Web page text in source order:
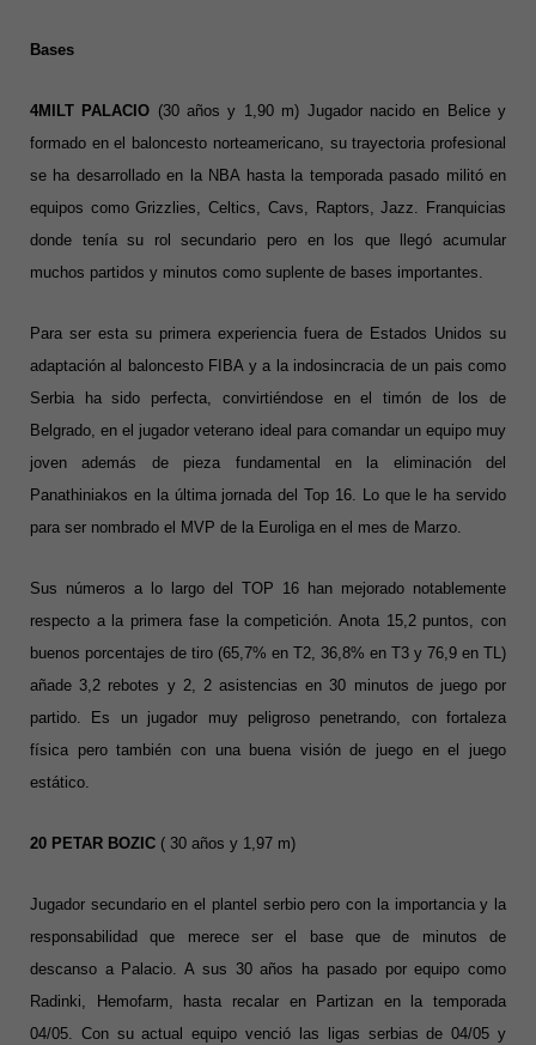
Bases
4MILT PALACIO (30 años y 1,90 m) Jugador nacido en Belice y
formado en el baloncesto norteamericano, su trayectoria profesional
se ha desarrollado en la NBA hasta la temporada pasado militó en
equipos como Grizzlies, Celtics, Cavs, Raptors, Jazz. Franquicias
donde tenía su rol secundario pero en los que llegó acumular
muchos partidos y minutos como suplente de bases importantes.
Para ser esta su primera experiencia fuera de Estados Unidos su
adaptación al baloncesto FIBA y a la indosincracia de un pais como
Serbia ha sido perfecta, convirtiéndose en el timón de los de
Belgrado, en el jugador veterano ideal para comandar un equipo muy
joven además de pieza fundamental en la eliminación del
Panathiniakos en la última jornada del Top 16. Lo que le ha servido
para ser nombrado el MVP de la Euroliga en el mes de Marzo.
Sus números a lo largo del TOP 16 han mejorado notablemente
respecto a la primera fase la competición. Anota 15,2 puntos, con
buenos porcentajes de tiro (65,7% en T2, 36,8% en T3 y 76,9 en TL)
añade 3,2 rebotes y 2, 2 asistencias en 30 minutos de juego por
partido. Es un jugador muy peligroso penetrando, con fortaleza
física pero también con una buena visión de juego en el juego
estático.
20 PETAR BOZIC ( 30 años y 1,97 m)
Jugador secundario en el plantel serbio pero con la importancia y la
responsabilidad que merece ser el base que de minutos de
descanso a Palacio. A sus 30 años ha pasado por equipo como
Radinki, Hemofarm, hasta recalar en Partizan en la temporada
04/05. Con su actual equipo venció las ligas serbias de 04/05 y